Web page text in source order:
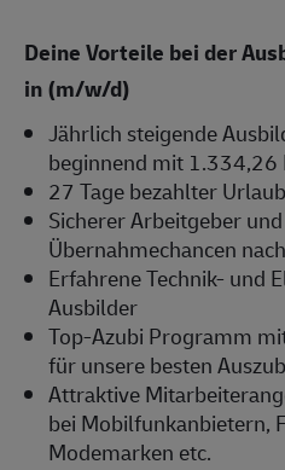
Deine Vorteile bei der
in (m/w/d)
Jährlich steigende
beginnend mit 1.334,26
27 Tage bezahlter
Sicherer Arbeitgeber
Übernahmechancen
Erfahrene Technik- und
Ausbilder
Top-Azubi Programm
für unsere besten
Attraktive
bei Mobilfunkanbietern,
Modemarken etc.